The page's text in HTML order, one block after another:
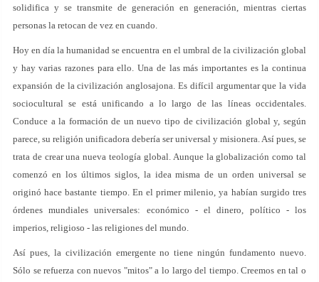
solidifica y se transmite de generación en generación, mientras ciertas
personas la retocan de vez en cuando.
Hoy en día la humanidad se encuentra en el umbral de la civilización global
y hay varias razones para ello. Una de las más importantes es la continua
expansión de la civilización anglosajona. Es difícil argumentar que la vida
sociocultural se está unificando a lo largo de las líneas occidentales.
Conduce a la formación de un nuevo tipo de civilización global y, según
parece, su religión unificadora debería ser universal y misionera. Así pues, se
trata de crear una nueva teología global. Aunque la globalización como tal
comenzó en los últimos siglos, la idea misma de un orden universal se
originó hace bastante tiempo. En el primer milenio, ya habían surgido tres
órdenes mundiales universales: económico - el dinero, político - los
imperios, religioso - las religiones del mundo.
Así pues, la civilización emergente no tiene ningún fundamento nuevo.
Sólo se refuerza con nuevos "mitos" a lo largo del tiempo. Creemos en tal o